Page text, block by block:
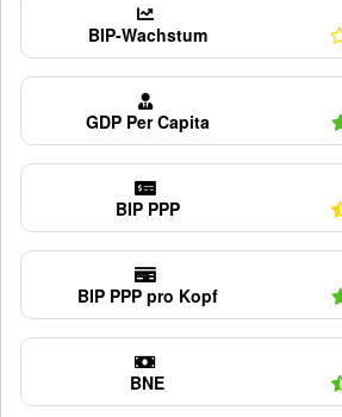
BIP-Wachstum
GDP Per Capita
BIP PPP
BIP PPP pro Kopf
BNE